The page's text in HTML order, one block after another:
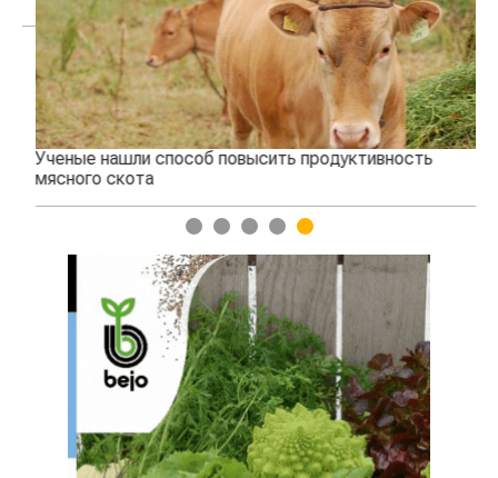
Ученые нашли способ повысить продуктивность
мясного скота
1 2 3 4 5